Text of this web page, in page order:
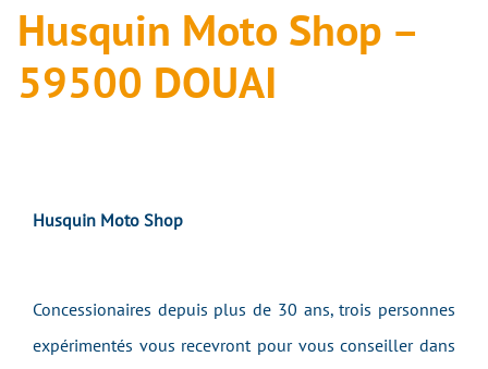
Husquin Moto Shop –
59500 DOUAI
Husquin Moto Shop
Concessionaires depuis plus de 30 ans, trois personnes
expérimentés vous recevront pour vous conseiller dans